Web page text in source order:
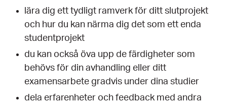
lära dig ett tydligt ramverk för ditt slutprojekt
och hur du kan närma dig det som ett enda
studentprojekt
du kan också öva upp de färdigheter som
behövs för din avhandling eller ditt
examensarbete gradvis under dina studier
dela erfarenheter och feedback med andra